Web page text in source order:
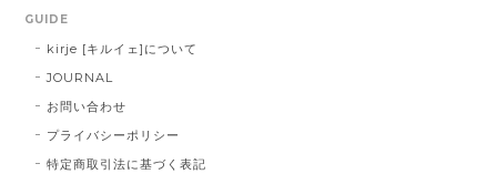
GUIDE
kirje [キルイェ]について
JOURNAL
お問い合わせ
プライバシーポリシー
特定商取引法に基づく表記